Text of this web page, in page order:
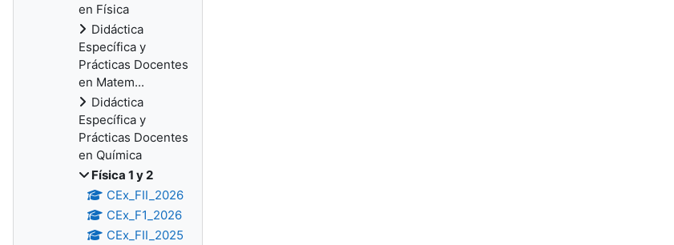
en Física
Didáctica
Específica y
Prácticas Docentes
en Matem...
Didáctica
Específica y
Prácticas Docentes
en Química
Física 1 y 2
CEx_FII_2026
CEx_F1_2026
CEx_FII_2025